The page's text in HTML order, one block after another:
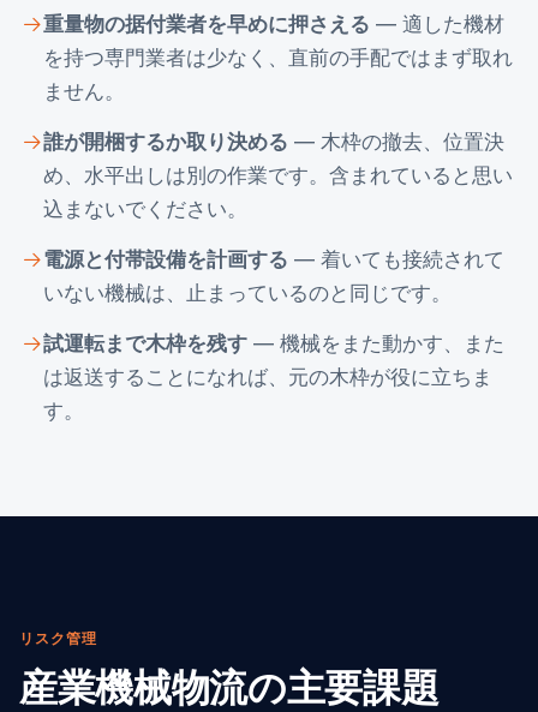
重量物の据付業者を早めに押さえる — 適した機材
を持つ専門業者は少なく、直前の手配ではまず取れ
ません。
誰が開梱するか取り決める — 木枠の撤去、位置決
め、水平出しは別の作業です。含まれていると思い
込まないでください。
電源と付帯設備を計画する — 着いても接続されて
いない機械は、止まっているのと同じです。
試運転まで木枠を残す — 機械をまた動かす、また
は返送することになれば、元の木枠が役に立ちま
す。
リスク管理
産業機械物流の主要課題